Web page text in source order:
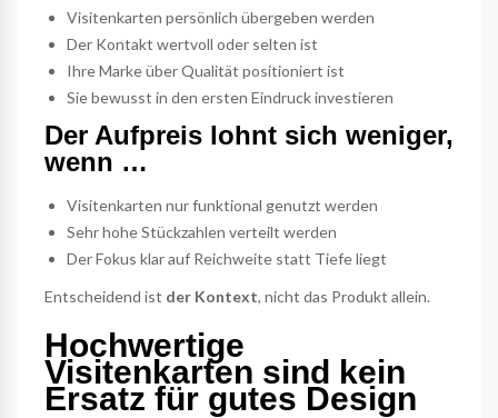
Visitenkarten persönlich übergeben werden
Der Kontakt wertvoll oder selten ist
Ihre Marke über Qualität positioniert ist
Sie bewusst in den ersten Eindruck investieren
Der Aufpreis lohnt sich weniger,
wenn …
Visitenkarten nur funktional genutzt werden
Sehr hohe Stückzahlen verteilt werden
Der Fokus klar auf Reichweite statt Tiefe liegt
Entscheidend ist der Kontext, nicht das Produkt allein.
Hochwertige
Visitenkarten sind kein
Ersatz für gutes Design